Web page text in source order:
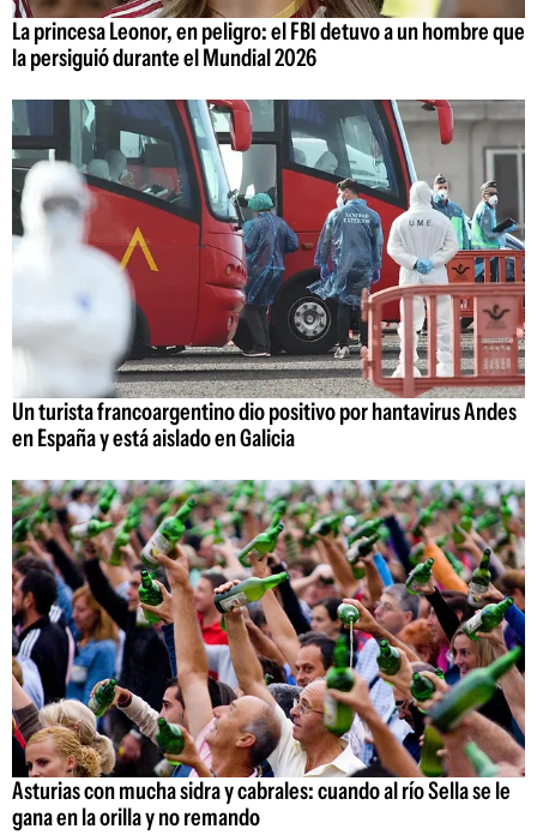
La princesa Leonor, en peligro: el FBI detuvo a un hombre que
la persiguió durante el Mundial 2026
Un turista francoargentino dio positivo por hantavirus Andes
en España y está aislado en Galicia
Asturias con mucha sidra y cabrales: cuando al río Sella se le
gana en la orilla y no remando